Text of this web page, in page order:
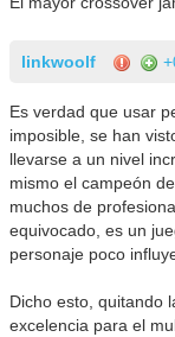
linkwoolf
Es verdad que usar
imposible, se han
llevarse a un nivel
mismo el campeón
muchos de
equivocado, es un
personaje poco
Dicho esto, quitando
excelencia para el